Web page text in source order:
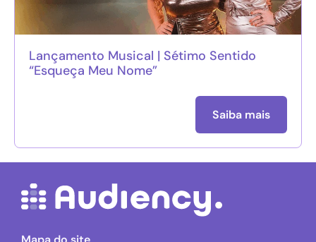
Lançamento Musical | Sétimo Sentido
“Esqueça Meu Nome”
Saiba mais